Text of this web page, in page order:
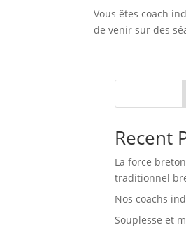
Vous êtes coach
de venir sur des
Recent
La force
traditionnel
Nos coachs
Souplesse et